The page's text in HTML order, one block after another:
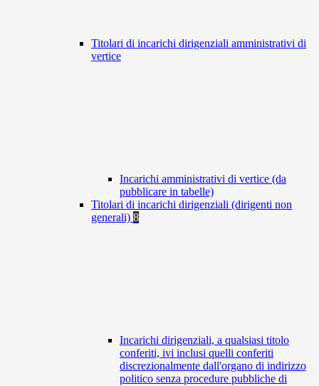
Titolari di incarichi dirigenziali amministrativi di
vertice
Incarichi amministrativi di vertice (da
pubblicare in tabelle)
Titolari di incarichi dirigenziali (dirigenti non
generali) 8
Incarichi dirigenziali, a qualsiasi titolo
conferiti, ivi inclusi quelli conferiti
discrezionalmente dall'organo di indirizzo
politico senza procedure pubbliche di